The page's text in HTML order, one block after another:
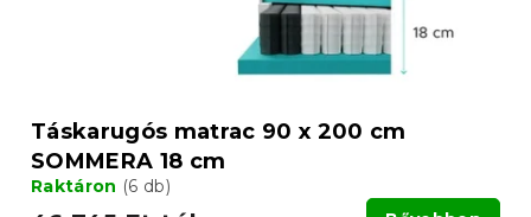
Táskarugós matrac 90 x 200 cm
SOMMERA 18 cm
Raktáron (6 db)